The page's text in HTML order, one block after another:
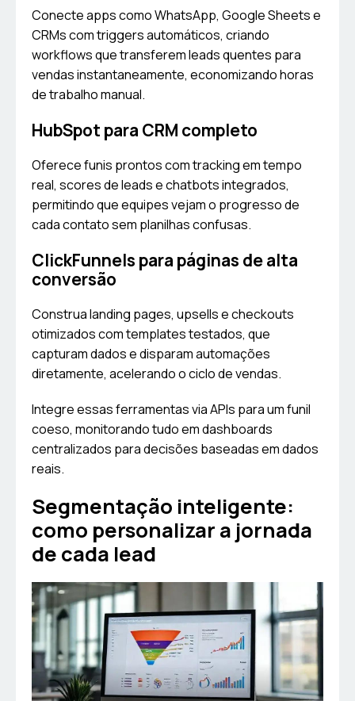
Conecte apps como WhatsApp, Google Sheets e
CRMs com triggers automáticos, criando
workflows que transferem leads quentes para
vendas instantaneamente, economizando horas
de trabalho manual.
HubSpot para CRM completo
Oferece funis prontos com tracking em tempo
real, scores de leads e chatbots integrados,
permitindo que equipes vejam o progresso de
cada contato sem planilhas confusas.
ClickFunnels para páginas de alta
conversão
Construa landing pages, upsells e checkouts
otimizados com templates testados, que
capturam dados e disparam automações
diretamente, acelerando o ciclo de vendas.
Integre essas ferramentas via APIs para um funil
coeso, monitorando tudo em dashboards
centralizados para decisões baseadas em dados
reais.
Segmentação inteligente:
como personalizar a jornada
de cada lead